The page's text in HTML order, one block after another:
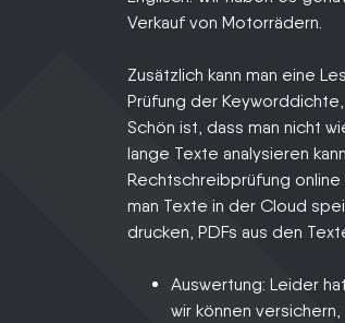
Verkauf von Motorrädern.
Zusätzlich kann man eine
Prüfung der
Schön ist, dass man nicht
lange Texte analysieren
Rechtschreibprüfung
man Texte in der Cloud
drucken, PDFs aus den
Auswertung: Leider
wir können